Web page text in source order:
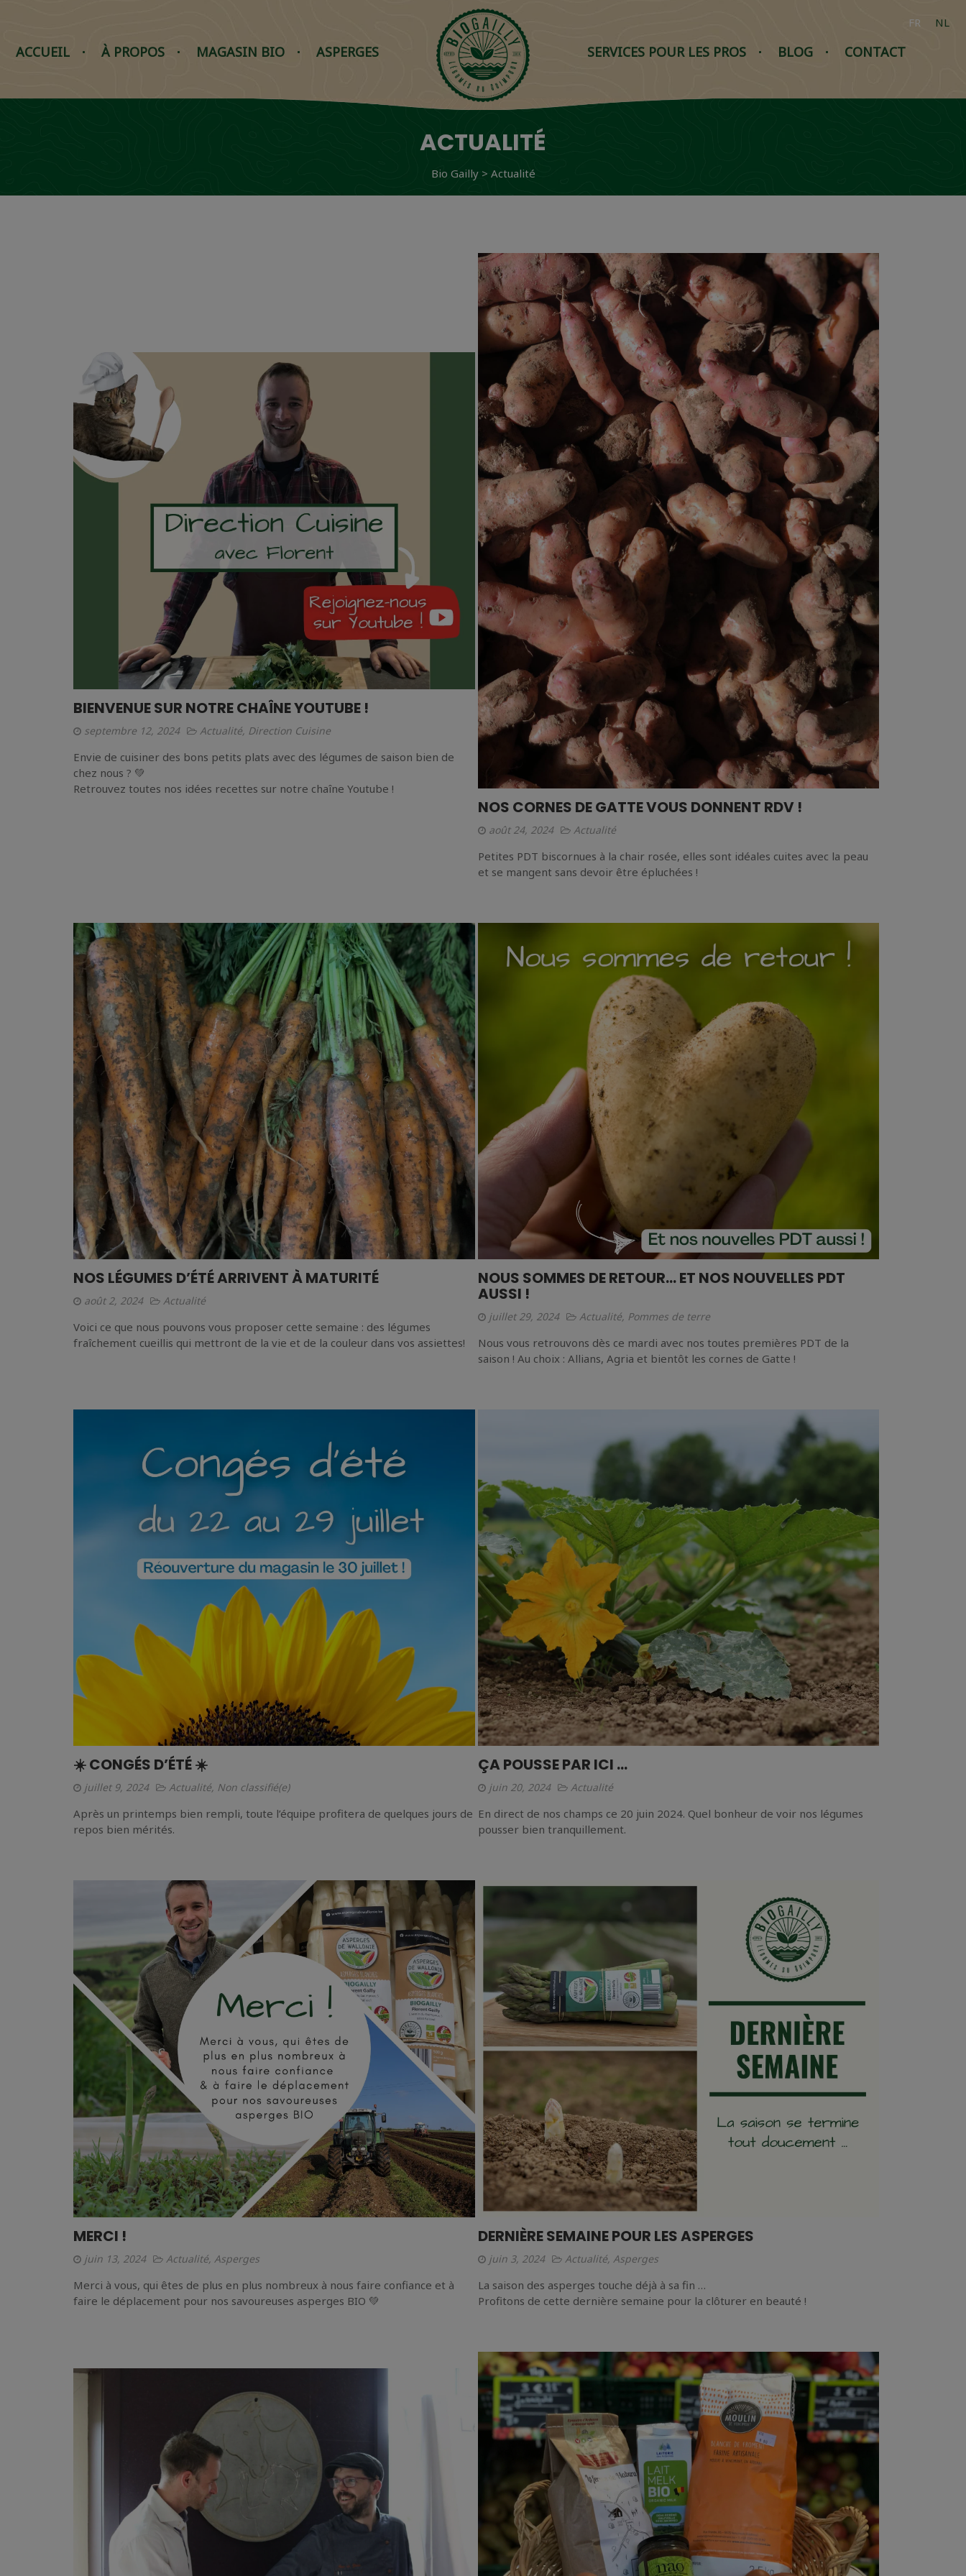
ACCUEIL À PROPOS MAGASIN BIO ASPERGES SERVICES POUR LES PROS BLOG CONTACT
FR NL
ACTUALITÉ
Bio Gailly> Actualité
BIENVENUE SUR NOTRE CHAÎNE YOUTUBE !
septembre 12, 2024 Actualité, Direction Cuisine
Envie de cuisiner des bons petits plats avec des légumes de saison bien de
chez nous ? 💚
Retrouvez toutes nos idées recettes sur notre chaîne Youtube !
NOS CORNES DE GATTE VOUS DONNENT RDV !
août 24, 2024 Actualité
Petites PDT biscornues à la chair rosée, elles sont idéales cuites avec la peau
et se mangent sans devoir être épluchées !
NOS LÉGUMES D’ÉTÉ ARRIVENT À MATURITÉ
août 2, 2024 Actualité
Voici ce que nous pouvons vous proposer cette semaine : des légumes
fraîchement cueillis qui mettront de la vie et de la couleur dans vos assiettes!
NOUS SOMMES DE RETOUR… ET NOS NOUVELLES PDT
AUSSI !
juillet 29, 2024 Actualité, Pommes de terre
Nous vous retrouvons dès ce mardi avec nos toutes premières PDT de la
saison ! Au choix : Allians, Agria et bientôt les cornes de Gatte !
☀️ CONGÉS D’ÉTÉ ☀️
juillet 9, 2024 Actualité, Non classifié(e)
Après un printemps bien rempli, toute l’équipe profitera de quelques jours de
repos bien mérités.
ÇA POUSSE PAR ICI …
juin 20, 2024 Actualité
En direct de nos champs ce 20 juin 2024. Quel bonheur de voir nos légumes
pousser bien tranquillement.
MERCI !
juin 13, 2024 Actualité, Asperges
Merci à vous, qui êtes de plus en plus nombreux à nous faire confiance et à
faire le déplacement pour nos savoureuses asperges BIO 💚
DERNIÈRE SEMAINE POUR LES ASPERGES
juin 3, 2024 Actualité, Asperges
La saison des asperges touche déjà à sa fin …
Profitons de cette dernière semaine pour la clôturer en beauté !